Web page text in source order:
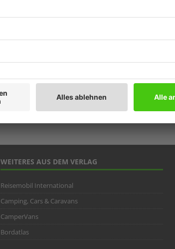
WEITERES AUS DEM VERLAG
Reisemobil International
Camping, Cars & Caravans
CamperVans
Bordatlas